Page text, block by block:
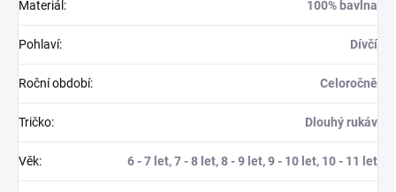
Materiál : 100% bavlna
Pohlaví: Dívčí
Roční období: Celoročně
Tričko: Dlouhý rukáv
Věk: 6 - 7 let, 7 - 8 let, 8 - 9 let, 9 - 10 let, 10 - 11 let